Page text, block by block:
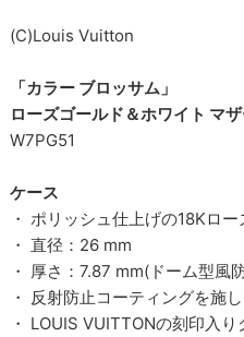
(C)Louis Vuitton
「カラー ブロッサム」
ローズゴールド＆ホワイト マ
W7PG51
ケース
・ ポリッシュ仕上げの18Kロ
・ 直径：26 mm
・ 厚さ：7.87 mm(ドーム型風
・ 反射防止コーティングを施
・ LOUIS VUITTONの刻印入